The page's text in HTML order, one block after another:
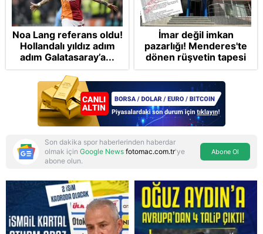
Reddet
Noa Lang referans oldu!
Hollandalı yıldız adım
adım Galatasaray’a...
İmar değil imkan
pazarlığı! Menderes'te
dönen rüşvetin tapesi
Takvim'de: Müdürüm
altından kalkamayız!
Para kuryesine
gönüllülük esası
Son dakika spor haberlerinden haberdar
olmak için Google News fotomac.com.tr'ye
abone olun.
Abone Ol